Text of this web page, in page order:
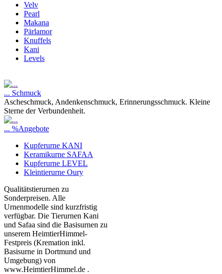
Velv
Pearl
Makana
Pärlamor
Knuffels
Kani
Levels
... Schmuck
Ascheschmuck, Andenkenschmuck, Erinnerungsschmuck. Kleine
Sterne der Verbundenheit.
... %Angebote
Kupferurne KANI
Keramikurne SAFAA
Kupferurne LEVEL
Kleintierurne Oury
Qualitätstierurnen zu
Sonderpreisen. Alle
Urnenmodelle sind kurzfristig
verfügbar. Die Tierurnen Kani
und Safaa sind die Basisurnen zu
unserem HeimtierHimmel-
Festpreis (Kremation inkl.
Basisurne in Dortmund und
Umgebung) von
www.HeimtierHimmel.de .